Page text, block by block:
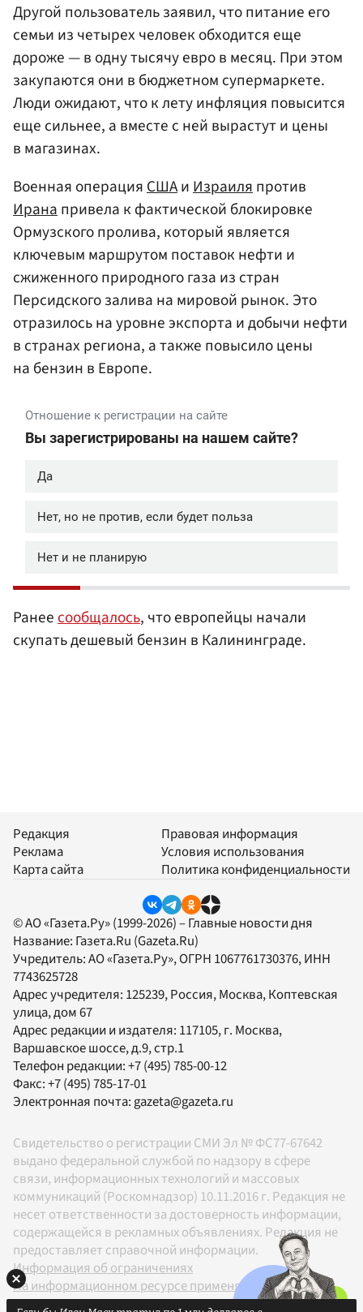
Другой пользователь заявил, что питание его
семьи из четырех человек обходится еще
дороже — в одну тысячу евро в месяц. При этом
закупаются они в бюджетном супермаркете.
Люди ожидают, что к лету инфляция повысится
еще сильнее, а вместе с ней вырастут и цены
в магазинах.
Военная операцияСШАиИзраиляпротив
Иранапривела к фактической блокировке
Ормузского пролива, который является
ключевым маршрутом поставок нефти и
сжиженного природного газа из стран
Персидского залива на мировой рынок. Это
отразилось на уровне экспорта и добычи нефти
в странах региона, а также повысило цены
на бензин в Европе.
Ранеесообщалось, что европейцы начали
скупать дешевый бензин в Калининграде.
Редакция
Реклама
Карта сайта
Правовая информация
Условия использования
Политика конфиденциальности
© АО «Газета.Ру» (1999-2026) – Главные новости дня
Название: Газета.Ru (Gazeta.Ru)
Учредитель:АО «Газета.Ру», ОГРН 1067761730376, ИНН
7743625728
Адрес учредителя: 125239, Россия, Москва, Коптевская
улица, дом 67
Адрес редакции и издателя: 117105, г. Москва,
Варшавское шоссе, д.9, стр.1
Телефон редакции:+7 (495) 785-00-12
Факс:+7 (495) 785-17-01
Электронная почта:gazeta@gazeta.ru
Свидетельство о регистрации СМИ Эл № ФС77-67642
выдано федеральной службой по надзору в сфере
связи, информационных технологий и массовых
коммуникаций (Роскомнадзор) 10.11.2016 г. Редакция не
несет ответственности за достоверность информации,
содержащейся в рекламных объявлениях. Редакция не
предоставляет справочной информации.
Информация об ограничениях
На информационном ресурсе применяются
рекомендательные технологии в соответствии с